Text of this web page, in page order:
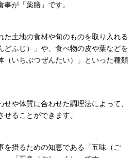
が「薬膳」です。
た土地の食材や旬のものを取り入れる
どふじ）」や、食べ物の皮や葉などを
（いちぶつぜんたい）」といった種類
せや体質に合わせた調理法によって、
ることができます。
を摂るための知恵である「五味（ご